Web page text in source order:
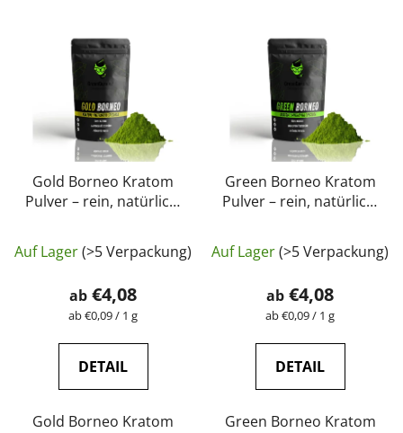
Gold Borneo Kratom
Pulver – rein, natürlich,
Auf Lager(>5 Verpackung)
ab €4,08
Verkaufspreis:
ab €0,09 / 1 g
DETAIL
Gold Borneo Kratom
Green Borneo Kratom
Pulver – rein, natürlich,
ist
von
Auf Lager(>5 Verpackung)
ab €4,08
Verkaufspreis:
ab €0,09 / 1 g
DETAIL
Green Borneo Kratom